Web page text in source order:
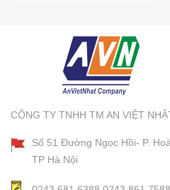
CÔNG TY TNHH TM AN VIỆT
Số 51 Đường Ngọc Hồi- P.
TP Hà Nội